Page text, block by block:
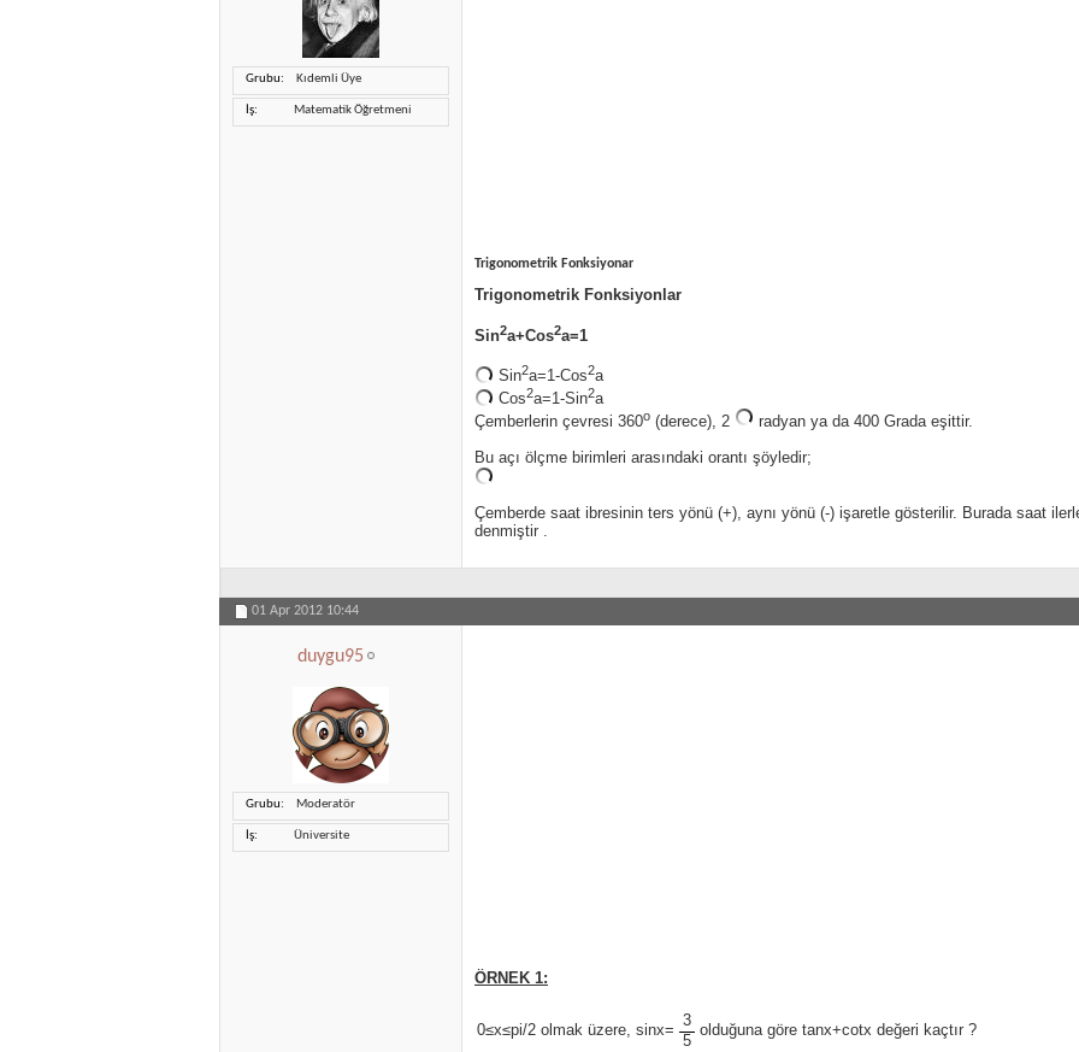
Grubu Kıdemli Üye
İş Matematik Öğretmeni
Trigonometrik Fonksiyonar
Trigonometrik Fonksiyonlar
Sin2a+Cos2a=1
Sin2a=1-Cos2a
Cos2a=1-Sin2a
Çemberlerin çevresi 360o (derece), 2
radyan ya da 400 Grada eşittir.
Bu açı ölçme birimleri arasındaki orantı şöyledir;
Çemberde saat ibresinin ters yönü (+), aynı yönü (-) işaretle gösterilir. Burada saat
denmiştir .
01 Apr 2012 10:44
duygu95
Grubu Moderatör
İş Üniversite
ÖRNEK 1:
0≤x≤pi/2 olmak üzere, sinx=
3
5
olduğuna göre tanx+cotx değeri kaçtır ?